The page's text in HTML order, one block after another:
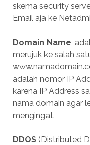
skema security
Email aja ke
Domain Name,
merujuk ke salah
adalah nomor IP
karena IP Address
nama domain agar
mengingat.
DDOS(Distributed